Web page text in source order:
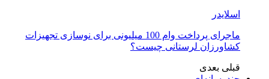
اسلایدر
ماجرای پرداخت وام 100 میلیونی برای نوسازی تجهیزات
کشاورزان لرستانی چیست؟
قبلی بعدی